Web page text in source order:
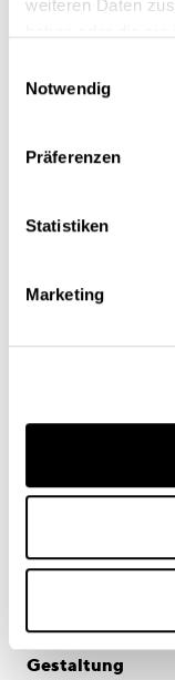
weiteren Daten
Notwendig
Präferenzen
Statistiken
Marketing
München:
Fritz, München:
Gestaltung